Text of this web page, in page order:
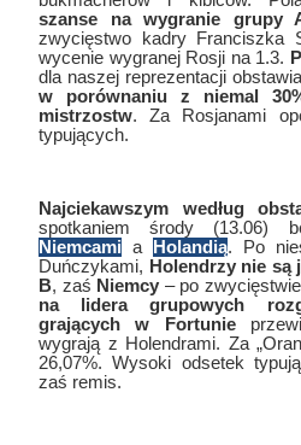
szanse na wygranie grupy
zwycięstwo kadry Franciszka
wycenie wygranej Rosji na 1.3.
dla naszej reprezentacji
w porównaniu z niemal
mistrzostw. Za Rosjanami
typujących.
Najciekawszym według
spotkaniem środy (13.06)
Niemcami a Holandią. Po
Duńczykami, Holendrzy nie
B, zaś Niemcy – po
na lidera grupowych
grających w Fortunie
wygrają z Holendrami. Za
26,07%. Wysoki odsetek
zaś remis.